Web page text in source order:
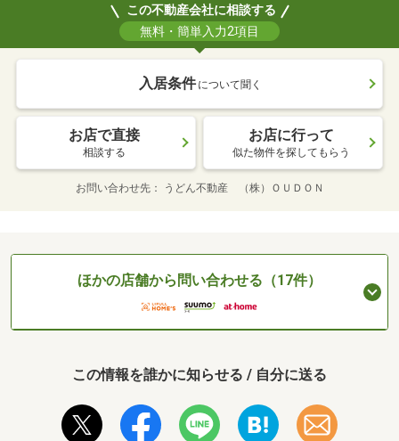
この不動産会社に相談する
無料・簡単入力2項目
入居条件 について聞く
お店で直接
相談する
お店に行って
似た物件を探してもらう
お問い合わせ先 うどん不動産 （株）ＯＵＤＯＮ
ほかの店舗から問い合わせる（17件）
この情報を誰かに知らせる / 自分に送る